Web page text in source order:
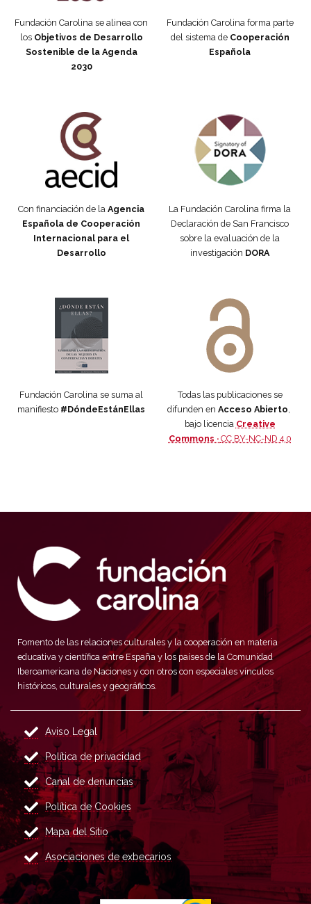
Fundación Carolina se alinea con
los Objetivos de Desarrollo
Sostenible de la Agenda
2030
Fundación Carolina forma parte
del sistema de Cooperación
Española
Con financiación de la Agencia
Española de Cooperación
Internacional para el
Desarrollo
La Fundación Carolina firma la
Declaración de San Francisco
sobre la evaluación de la
investigación DORA
Fundación Carolina se suma al
manifiesto #DóndeEstánEllas
Todas las publicaciones se
difunden en Acceso Abierto,
bajo licencia Creative
Commons · CC BY-NC-ND 4.0
Fomento de las relaciones culturales y la cooperación en materia
educativa y científica entre España y los países de la Comunidad
Iberoamericana de Naciones y con otros con especiales vínculos
históricos, culturales y geográficos.
Aviso Legal
Política de privacidad
Canal de denuncias
Política de Cookies
Mapa del Sitio
Asociaciones de exbecarios